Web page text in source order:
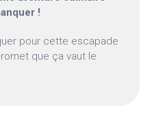
!
pour cette escapade
que ça vaut le